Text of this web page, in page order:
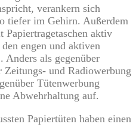
verankern sich
tiefer im Gehirn. Außerdem
Papiertragetaschen aktiv
engen und aktiven
Anders als gegenüber
Zeitungs- und Radiowerbung
Tütenwerbung
Abwehrhaltung auf.
Papiertüten haben einen